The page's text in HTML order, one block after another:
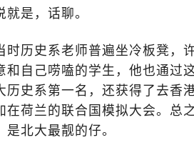
就是，话聊。
时历史系老师普遍坐冷板凳，
和自己唠嗑的学生，他也通过
历史系第一名，还获得了去香
在荷兰的联合国模拟大会。总
是北大最靓的仔。